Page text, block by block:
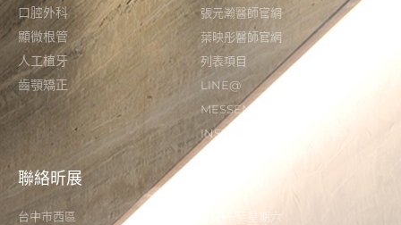
口腔外科
顯微根管
人工植牙
齒顎矯正
張元瀚醫師官網
葉映彤醫師官網
列表項目
LINE@
MESSENGER
INSTAGRAM
聯絡昕展
台中市西區
星期一至星期六